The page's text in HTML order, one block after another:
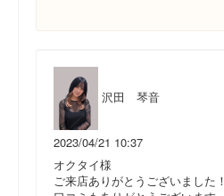
沢田 琴音
2023/04/21 10:37
オクタイ様
ご来店ありがとうございました！